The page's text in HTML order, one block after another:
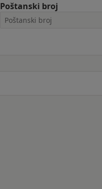
Poštanski broj